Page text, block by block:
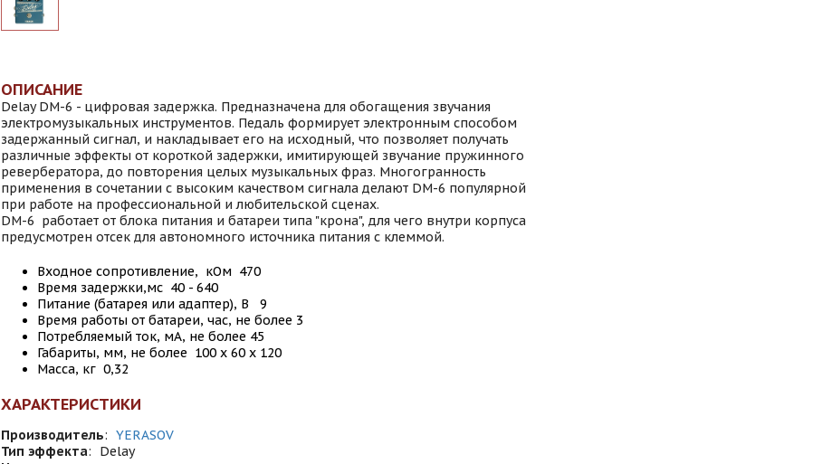
ОПИСАНИЕ
Delay DM-6 - цифровая задержка. Предназначена для обогащения звучания
электромузыкальных инструментов. Педаль формирует электронным способом
задержанный сигнал, и накладывает его на исходный, что позволяет получать
различные эффекты от короткой задержки, имитирующей звучание пружинного
ревербератора, до повторения целых музыкальных фраз. Многогранность
применения в сочетании с высоким качеством сигнала делают DM-6 популярной
при работе на профессиональной и любительской сценах.
DM-6 работает от блока питания и батареи типа "крона", для чего внутри корпуса
предусмотрен отсек для автономного источника питания с клеммой.
Входное сопротивление, кОм 470
Время задержки,мс 40 - 640
Питание (батарея или адаптер), В 9
Время работы от батареи, час, не более 3
Потребляемый ток, мA, не более 45
Габариты, мм, не более 100 х 60 х 120
Масса, кг 0,32
ХАРАКТЕРИСТИКИ
Производитель: YERASOV
Тип эффекта:
Delay